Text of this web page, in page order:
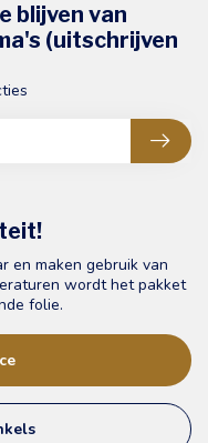
en maken gebruik van
wordt het pakket
folie.
blijven van
(uitschrijven